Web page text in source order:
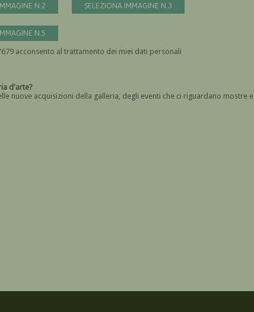
N.2 SELEZIONA IMMAGINE N.3
N.5
In base all' art. 13 del Regolamento UE n. 2016/679 acconsento al trattamento dei miei dati personali
Recta galleria d'arte?
nuove acquisizioni della galleria, degli eventi che ci riguardano mostre e